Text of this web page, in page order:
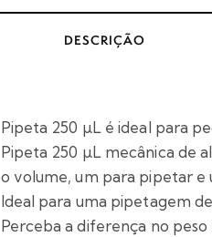
DESCRIÇÃO
Pipeta 250 µL é ideal para
Pipeta 250 µL mecânica de
o volume, um para pipetar
Ideal para uma pipetagem
Perceba a diferença no